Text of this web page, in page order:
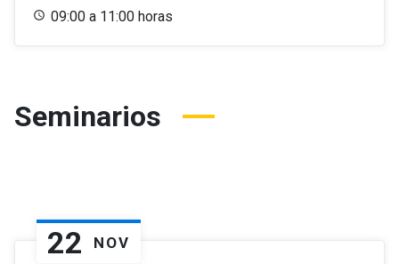
09:00 a 11:00 horas
Seminarios
22 NOV